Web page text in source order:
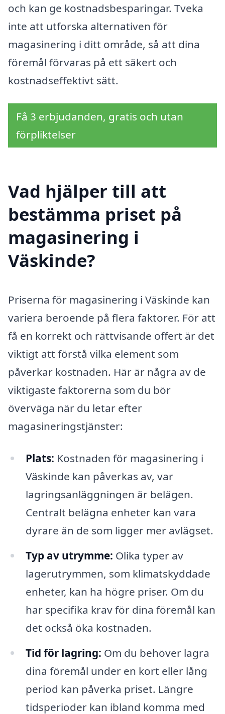
och kan ge kostnadsbesparingar. Tveka
inte att utforska alternativen för
magasinering i ditt område, så att dina
föremål förvaras på ett säkert och
kostnadseffektivt sätt.
Få 3 erbjudanden, gratis och utan
förpliktelser
Vad hjälper till att
bestämma priset på
magasinering i
Väskinde?
Priserna för magasinering i Väskinde kan
variera beroende på flera faktorer. För att
få en korrekt och rättvisande offert är det
viktigt att förstå vilka element som
påverkar kostnaden. Här är några av de
viktigaste faktorerna som du bör
överväga när du letar efter
magasineringstjänster:
Plats: Kostnaden för magasinering i
Väskinde kan påverkas av, var
lagringsanläggningen är belägen.
Centralt belägna enheter kan vara
dyrare än de som ligger mer avlägset.
Typ av utrymme: Olika typer av
lagerutrymmen, som klimatskyddade
enheter, kan ha högre priser. Om du
har specifika krav för dina föremål kan
det också öka kostnaden.
Tid för lagring: Om du behöver lagra
dina föremål under en kort eller lång
period kan påverka priset. Längre
tidsperioder kan ibland komma med